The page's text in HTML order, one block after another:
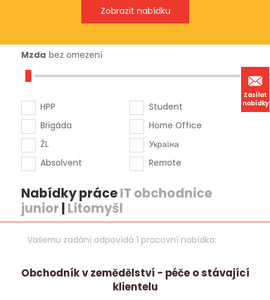
Zasílat
nabídky
Mzda bez omezení
HPP
Brigáda
ŽL
Absolvent
Student
Home Office
Україна
Remote
Nabídky práceIT obchodnice
junior | Litomyšl
Vašemu zadání odpovídá 1 pracovní nabídka:
Obchodník v zemědělství - péče o stávající
klientelu